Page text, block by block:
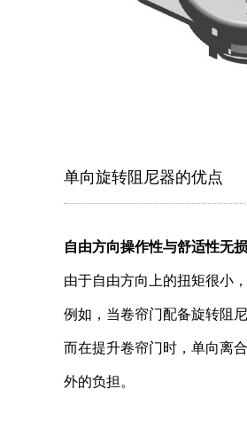
单向旋转阻尼器的优点
自由方向操作性与舒适性无
由于自由方向上的扭矩很小
例如，当卷帘门配备旋转阻
而在提升卷帘门时，单向离
外的负担。